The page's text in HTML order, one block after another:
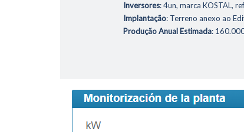
Inversores: 4un, marca KOSTAL,
Implantação: Terreno anexo ao
Produção Anual Estimada: